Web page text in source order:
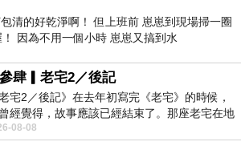
清的好乾淨啊！ 但上班前 崽崽到現場掃一圈
因為不用一個小時 崽崽又搞到水
肆▎老宅2／後記
老宅2／後記》在去年初寫完《老宅》的時候，
經覺得，故事應該已經結束了。那座老宅在地
倒塌，七個人終於離開那片黑暗，
08-08